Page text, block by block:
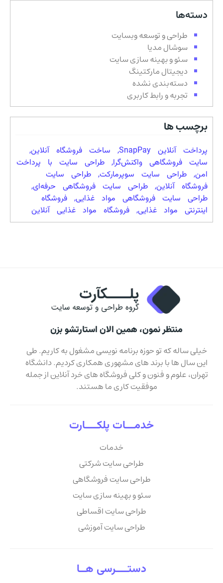
دسته‌ها
طراحی و توسعه وبسایت
سوشال مدیا
سئو و بهینه سازی سایت
دیجیتال مارکتینگ
دسته‌بندی نشده
تجربه و رابط کاربری
برچسب ها
پرداخت آنلاین SnapPay , ساخت فروشگاه آنلاین,
سایت فروشگاهی واکنش‌گرا, طراحی سایت با پرداخت
امن, طراحی سایت سوپرمارکت, طراحی سایت
فروشگاه آنلاین, طراحی سایت فروشگاهی حرفه‌ای,
طراحی سایت فروشگاهی مواد غذایی, فروشگاه
اینترنتی مواد غذایی, فروشگاه مواد غذایی آنلاین
منتظر نمون، همین الان استارتشو بزن
خیلی ساله که تو حوزه برنامه نویسی مشغول به کاریم. طی
این سال ها با برند های مشهوری همکاری کردیم. دانشگاه
تهران، علوم و فنون و کلی فروشگاه های خرد آنلاین از جمله
موفقیت کاری ما هستند.
خدمـــات پلکــــارت
خدمات
طراحی سایت شرکتی
طراحی سایت فروشگاهی
سئو و بهینه سازی سایت
طراحی سایت اقساطی
طراحی سایت آموزشی
دستــــرسی هــا